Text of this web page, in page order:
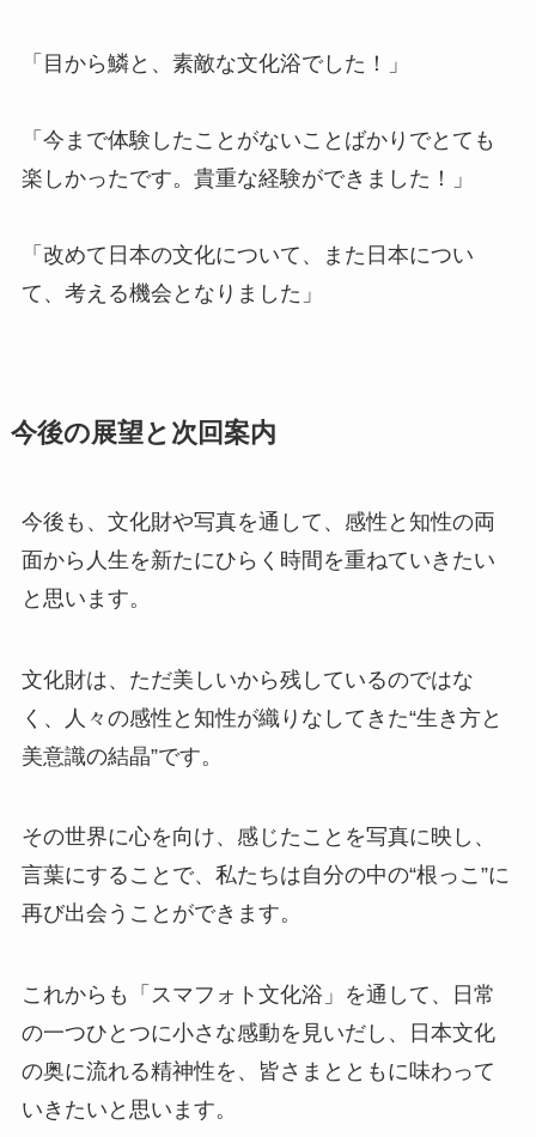
「目から鱗と、素敵な文化浴でした！」
「今まで体験したことがないことばかりでとても
楽しかったです。貴重な経験ができました！」
「改めて日本の文化について、また日本につい
て、考える機会となりました」
今後の展望と次回案内
今後も、文化財や写真を通して、感性と知性の両
面から人生を新たにひらく時間を重ねていきたい
と思います。
文化財は、ただ美しいから残しているのではな
く、人々の感性と知性が織りなしてきた“生き方と
美意識の結晶”です。
その世界に心を向け、感じたことを写真に映し、
言葉にすることで、私たちは自分の中の“根っこ”に
再び出会うことができます。
これからも「スマフォト文化浴」を通して、日常
の一つひとつに小さな感動を見いだし、日本文化
の奥に流れる精神性を、皆さまとともに味わって
いきたいと思います。